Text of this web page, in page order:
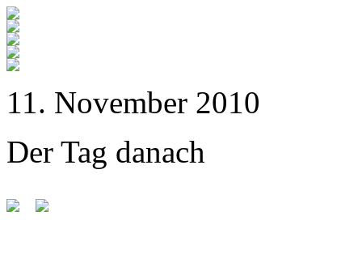
11. November 2010
Der Tag danach